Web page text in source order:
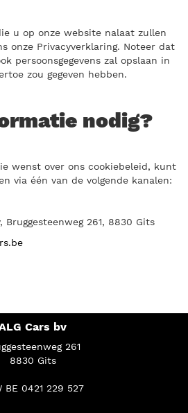
u op onze website nalaat zullen
onze Privacyverklaring. Noteer dat
persoonsgegevens zal opslaan in
zou gegeven hebben.
nodig?
wenst over ons cookiebeleid, kunt
via één van de volgende kanalen:
Bruggesteenweg 261, 8830 Gits
Cars bv
261
8830 Gits
BE 0421 229 527